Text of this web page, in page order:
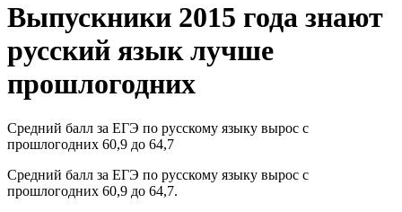
Выпускники 2015 года знают
русский язык лучше
прошлогодних
Средний балл за ЕГЭ по русскому языку вырос с
прошлогодних 60,9 до 64,7
Средний балл за ЕГЭ по русскому языку вырос с
прошлогодних 60,9 до 64,7.